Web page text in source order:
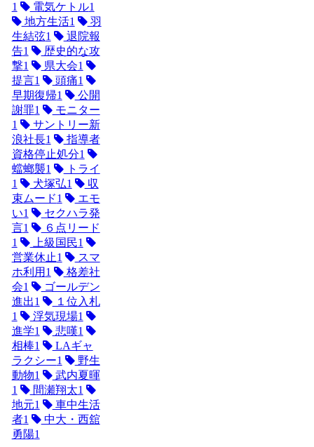
1
電気ケトル1
地方生活1
羽
生結弦1
退院報
告1
歴史的な攻
撃1 県大会1
提言1 頭痛1
早期復帰1
公開
謝罪1
モニター
1
サントリー新
浪社長1
指導者
資格停止処分1
蟷螂襲1
トライ
1
犬塚弘1
収
束ムード1
エモ
い1
セクハラ発
言1
６点リード
1
上級国民1
営業休止1
スマ
ホ利用 1
格差社
会1
ゴールデン
進出1
１位入札
1
浮気現場1
進学1 悲嘆1
相棒1
LAギャ
ラクシー1
野生
動物1
武内夏暉
1
間瀬翔太1
地元1
車中生活
者1
中大・西舘
勇陽1